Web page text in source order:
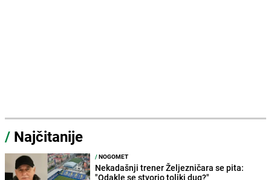
/ Najčitanije
/NOGOMET
Nekadašnji trener Željezničara se pita:
"Odakle se stvorio toliki dug?"